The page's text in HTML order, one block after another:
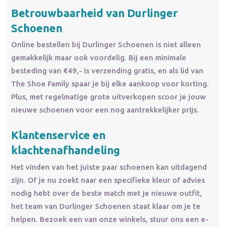
Betrouwbaarheid van Durlinger
Schoenen
Online bestellen bij Durlinger Schoenen is niet alleen
gemakkelijk maar ook voordelig. Bij een minimale
besteding van €49,- is verzending gratis, en als lid van
The Shoe Family spaar je bij elke aankoop voor korting.
Plus, met regelmatige grote uitverkopen scoor je jouw
nieuwe schoenen voor een nog aantrekkelijker prijs.
Klantenservice en
klachtenafhandeling
Het vinden van het juiste paar schoenen kan uitdagend
zijn. Of je nu zoekt naar een specifieke kleur of advies
nodig hebt over de beste match met je nieuwe outfit,
het team van Durlinger Schoenen staat klaar om je te
helpen. Bezoek een van onze winkels, stuur ons een e-